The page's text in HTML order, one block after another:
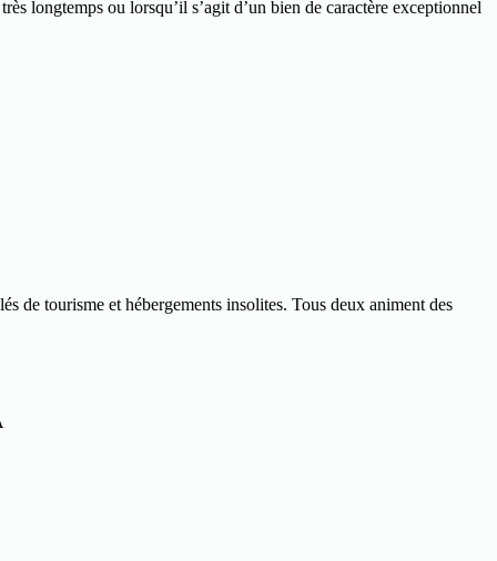
longtemps ou lorsqu’il s’agit d’un bien de caractère exceptionnel
de tourisme et hébergements insolites. Tous deux animent des